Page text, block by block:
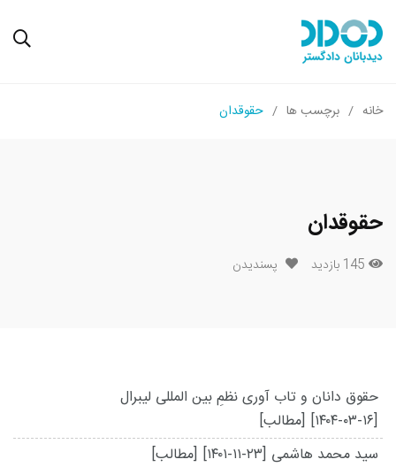
خانه برچسب ها حقوقدان
حقوقدان
145 بازدید پسندیدن
حقوق دانان و تاب آوری نظمِ بین المللی لیبرال
[۱۴۰۴-۰۳-۱۶] [مطالب]
سید محمد هاشمی [۱۴۰۱-۱۱-۲۳] [مطالب]